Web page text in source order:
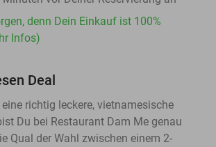
denn Dein Einkauf ist 100%
Infos)
Deal
richtig leckere, vietnamesische
Du bei Restaurant Dam Me genau
Qual der Wahl zwischen einem 2-